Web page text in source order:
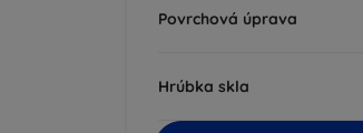
Povrchová úprava
Hrúbka skla